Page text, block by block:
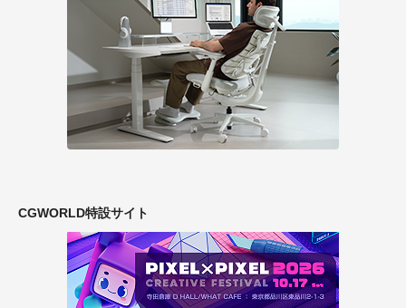
CGWORLD特設サイト